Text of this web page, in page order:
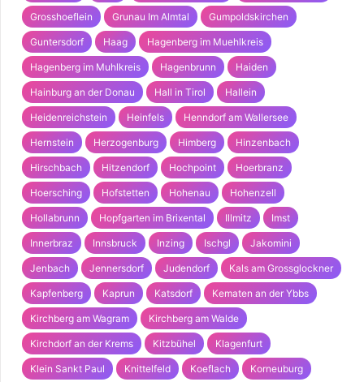
Grosshoeflein Grunau Im Almtal Gumpoldskirchen
Guntersdorf Haag Hagenberg im Muehlkreis
Hagenberg im Muhlkreis Hagenbrunn Haiden
Hainburg an der Donau Hall in Tirol Hallein
Heidenreichstein Heinfels Henndorf am Wallersee
Hernstein Herzogenburg Himberg Hinzenbach
Hirschbach Hitzendorf Hochpoint Hoerbranz
Hoersching Hofstetten Hohenau Hohenzell
Hollabrunn Hopfgarten im Brixental Illmitz Imst
Innerbraz Innsbruck Inzing Ischgl Jakomini
Jenbach Jennersdorf Judendorf Kals am Grossglockner
Kapfenberg Kaprun Katsdorf Kematen an der Ybbs
Kirchberg am Wagram Kirchberg am Walde
Kirchdorf an der Krems Kitzbühel Klagenfurt
Klein Sankt Paul Knittelfeld Koeflach Korneuburg